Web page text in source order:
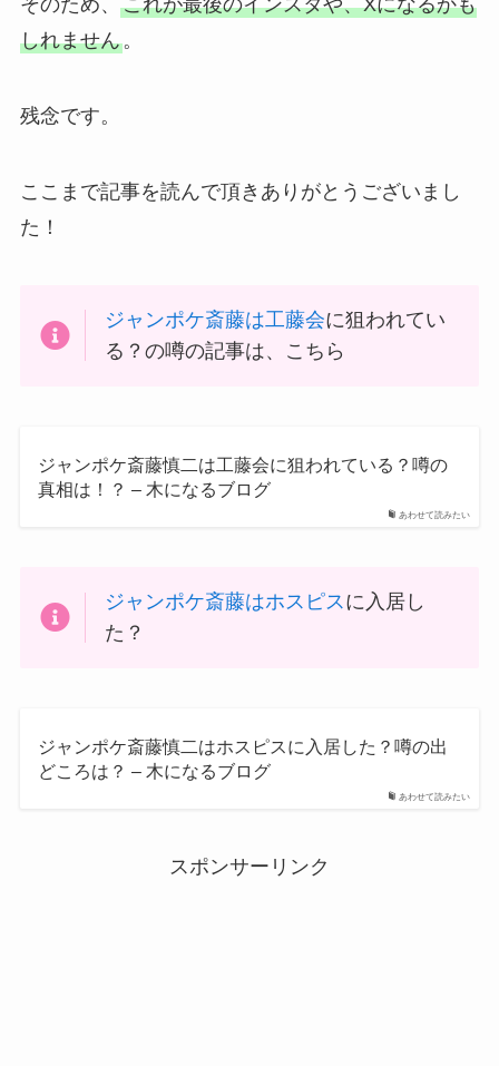
そのため、 これが最後のインスタや、Xになるかも
しれません。
残念です。
ここまで記事を読んで頂きありがとうございまし
た！
ジャンポケ斎藤は工藤会に狙われてい
る？の噂の記事は、こちら
あわせて読みたい
ジャンポケ斎藤慎二は工藤会に狙われている？噂の
真相は！？ – 木になるブログ
ジャンポケ斎藤はホスピスに入居し
た？
あわせて読みたい
ジャンポケ斎藤慎二はホスピスに入居した？噂の出
どころは？ – 木になるブログ
スポンサーリンク